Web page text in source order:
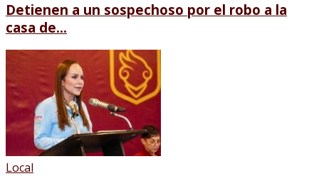
Detienen a un sospechoso por el robo a la
casa de...
Local